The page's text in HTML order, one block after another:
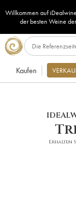
Willkommen auf
der besten Weine
Kaufen
Erhalten